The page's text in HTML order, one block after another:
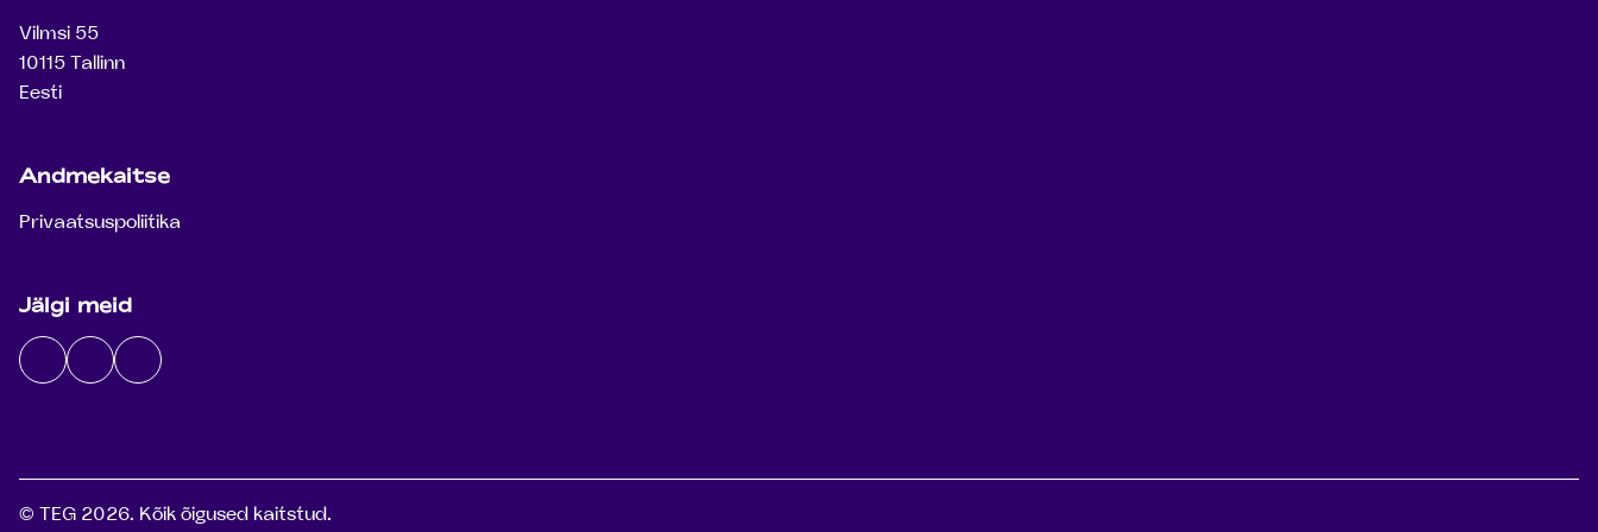
Vilmsi 55
10115 Tallinn
Eesti
Andmekaitse
Privaatsuspoliitika
Jälgi meid
InstagramFacebookYoutube
© TEG 2026. Kõik õigused kaitstud.